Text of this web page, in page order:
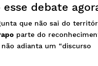
esse debate
que não sai do
parte do
adianta um “discurso